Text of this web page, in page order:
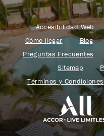
Accesibilidad Web
Cómo llegar
Blog
Preguntas Frecuentes
Sitemap
Términos y Condiciones